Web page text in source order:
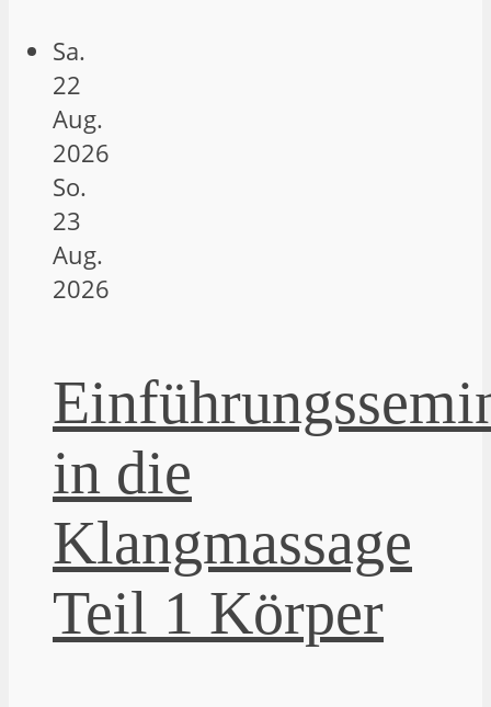
Sa.
22
Aug.
2026
So.
23
Aug.
2026
in die
Klangmassage
Teil 1 Körper